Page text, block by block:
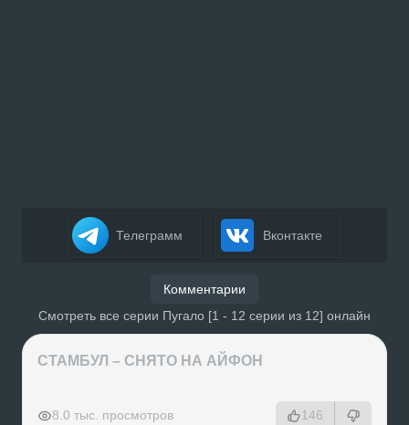
Телеграмм Вконтакте
Комментарии
Смотреть все серии Пугало [1 - 12 серии из 12] онлайн
СТАМБУЛ – СНЯТО НА АЙФОН
8.0 тыс. просмотров 146